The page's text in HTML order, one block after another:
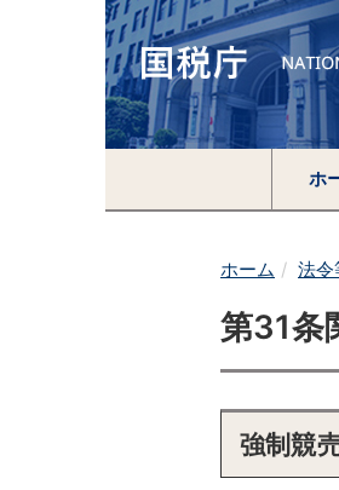
ホ
ホーム 法令
第31条
強制競